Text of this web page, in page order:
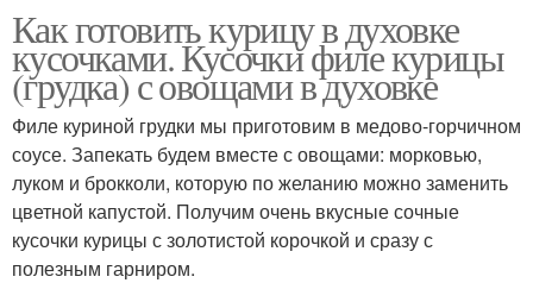
Как готовить курицу в духовке
кусочками. Кусочки филе курицы
(грудка) с овощами в духовке
Филе куриной грудки мы приготовим в медово-горчичном
соусе. Запекать будем вместе с овощами: морковью,
луком и брокколи, которую по желанию можно заменить
цветной капустой. Получим очень вкусные сочные
кусочки курицы с золотистой корочкой и сразу с
полезным гарниром.